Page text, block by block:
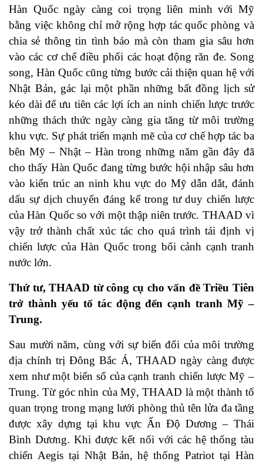
Hàn Quốc ngày càng coi trọng liên minh với Mỹ
bằng việc không chỉ mở rộng hợp tác quốc phòng và
chia sẻ thông tin tình báo mà còn tham gia sâu hơn
vào các cơ chế điều phối các hoạt động răn đe. Song
song, Hàn Quốc cũng từng bước cải thiện quan hệ với
Nhật Bản, gác lại một phần những bất đồng lịch sử
kéo dài để ưu tiên các lợi ích an ninh chiến lược trước
những thách thức ngày càng gia tăng từ môi trường
khu vực. Sự phát triển mạnh mẽ của cơ chế hợp tác ba
bên Mỹ – Nhật – Hàn trong những năm gần đây đã
cho thấy Hàn Quốc đang từng bước hội nhập sâu hơn
vào kiến trúc an ninh khu vực do Mỹ dẫn dắt, đánh
dấu sự dịch chuyển đáng kể trong tư duy chiến lược
của Hàn Quốc so với một thập niên trước. THAAD vì
vậy trở thành chất xúc tác cho quá trình tái định vị
chiến lược của Hàn Quốc trong bối cảnh cạnh tranh
nước lớn.
Thứ tư, THAAD từcông cụ chovấn đề Triều Tiên
trở thành yếu tố tác động đến cạnh tranh Mỹ –
Trung.
Sau mười năm, cùng với sự biến đổi của môi trường
địa chính trị Đông Bắc Á, THAAD ngày càng được
xem như một biến số của cạnh tranh chiến lược Mỹ –
Trung. Từ góc nhìn của Mỹ, THAAD là một thành tố
quan trọng trong mạng lưới phòng thủ tên lửa đa tầng
được xây dựng tại khu vực Ấn Độ Dương – Thái
Bình Dương. Khi được kết nối với các hệ thống tàu
chiến Aegis tại Nhật Bản, hệ thống Patriot tại Hàn